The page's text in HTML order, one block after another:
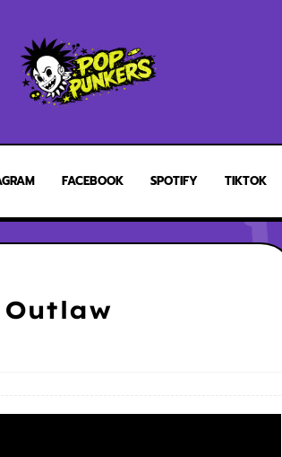
FACEBOOK SPOTIFY TIKTOK